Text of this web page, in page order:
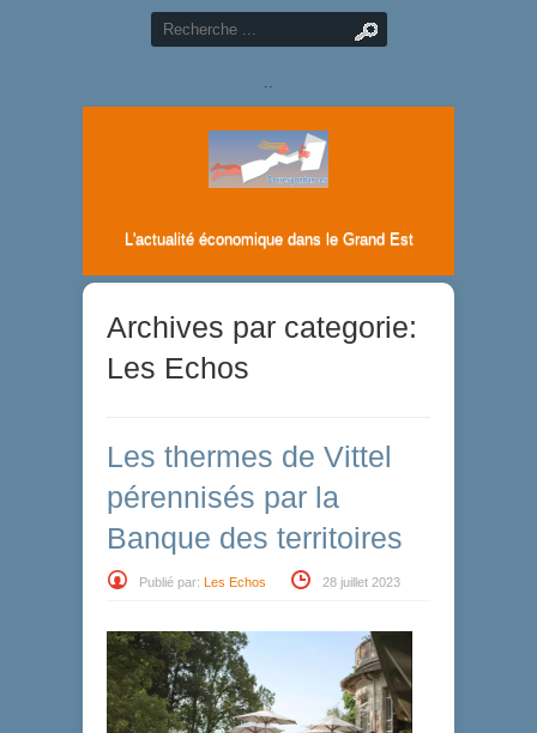
..
L'actualité économique dans le Grand Est
Archives par categorie:
Les Echos
Les thermes de Vittel
pérennisés par la
Banque des territoires
Publié par: Les Echos 28 juillet 2023